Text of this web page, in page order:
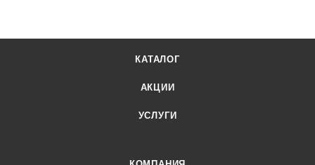
КАТАЛОГ
АКЦИИ
УСЛУГИ